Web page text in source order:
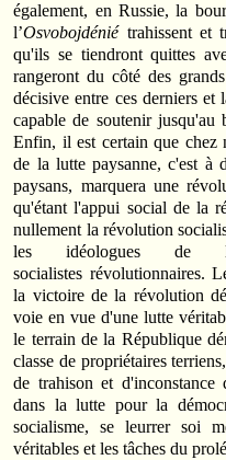
également, en Russie, la
l’Osvobojdénié trahissent et
qu'ils se tiendront quittes
rangeront du côté des
décisive entre ces derniers et
capable de soutenir jusqu'au
Enfin, il est certain que chez
de la lutte paysanne, c'est à
paysans, marquera une
qu'étant l'appui social de la
nullement la révolution
les idéologues de
socialistes révolutionnaires.
la victoire de la révolution
voie en vue d'une lutte
le terrain de la République
classe de propriétaires
de trahison et d'inconstance
dans la lutte pour la
socialisme, se leurrer soi
véritables et les tâches du